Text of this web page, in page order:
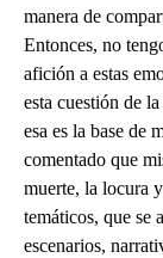
manera de
Entonces, no
afición a estas
esta cuestión de
esa es la base de
comentado que
muerte, la locura
temáticos, que se
escenarios,